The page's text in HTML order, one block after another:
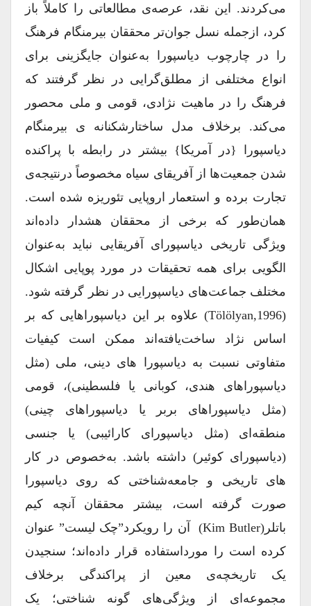
می‌کردند. این نقد، عرصه‌ی مطالعاتی را کاملاً باز
کرد، ازجمله نسل جوان‌تر محققان بیرمنگام فرهنگ
را در چارچوب دیاسپورا به‌عنوان جایگزینی برای
انواع مختلفی از مطلق‌گرایی در نظر گرفتند که
فرهنگ را در ماهیت نژادی، قومی و ملی محصور
می‌کند. برخلاف مدل ساختارشکنانه ی بیرمنگام
دیاسپورا {در آمریکا} بیشتر در رابطه با پراکنده
شدن جمعیت‌ها از آفریقای سیاه مخصوصاً درنتیجه‌ی
تجارت برده و استعمار اروپایی تئوریزه شده است.
همان‌طور که برخی از محققان هشدار داده‌اند
ویژگی تاریخی دیاسپورای آفریقایی نباید به‌عنوان
الگویی برای همه تحقیقات در مورد پوپایی اشکال
مختلف جماعت‌های دیاسپورایی در نظر گرفته شود.
(Tölölyan,1996) علاوه بر این دیاسپوراهایی که بر
اساس نژاد ساخت‌یافته‌اند ممکن است کیفیات
متفاوتی نسبت به دیاسپورا های دینی، ملی (مثل
دیاسپوراهای هندی، کوبانی یا فلسطینی)، قومی
(مثل دیاسپوراهای بربر یا دیاسپوراهای چینی)
منطقه‌ای (مثل دیاسپورای کارائیبی) یا جنسی
(دیاسپورای کوئیر) داشته باشد. به‌خصوص در کار
های تاریخی و جامعه‌شناختی که روی دیاسپورا
صورت گرفته است، بیشتر محققان آنچه کیم
باتلر(Kim Butler) آن را رویکرد”چک لیست” عنوان
کرده است را مورداستفاده قرار داده‌اند؛ سنجیدن
یک تاریخچه‌ی معین از پراکندگی برخلاف
مجموعه‌ای از ویژگی‌های گونه شناختی؛ یک